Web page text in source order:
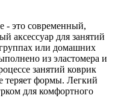
- это современный,
аксессуар для занятий
или домашних
из эластомера и
занятий коврик
теряет формы. Легкий
для комфортного